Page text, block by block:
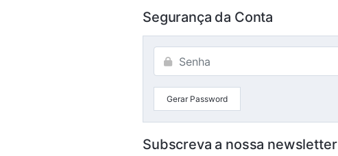
Segurança da Conta
Gerar Password
Subscreva a nossa newsletter